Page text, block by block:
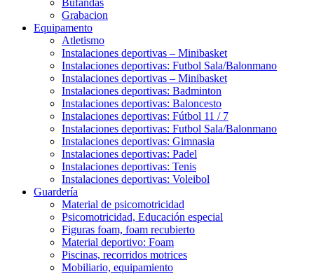
Bufandas
Grabacion
Equipamento
Atletismo
Instalaciones deportivas – Minibasket
Instalaciones deportivas: Futbol Sala/Balonmano
Instalaciones deportivas – Minibasket
Instalaciones deportivas: Badminton
Instalaciones deportivas: Baloncesto
Instalaciones deportivas: Fútbol 11 / 7
Instalaciones deportivas: Futbol Sala/Balonmano
Instalaciones deportivas: Gimnasia
Instalaciones deportivas: Padel
Instalaciones deportivas: Tenis
Instalaciones deportivas: Voleibol
Guardería
Material de psicomotricidad
Psicomotricidad, Educación especial
Figuras foam, foam recubierto
Material deportivo: Foam
Piscinas, recorridos motrices
Mobiliario, equipamiento